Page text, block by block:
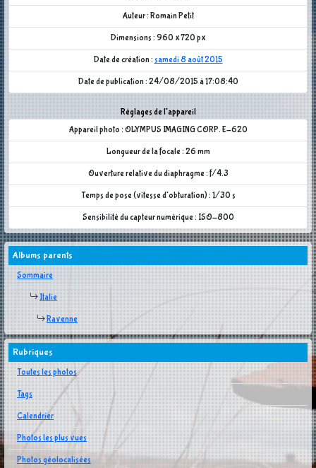
Auteur : Romain Petit
Dimensions : 960 x 720 px
Date de création : samedi 8 août 2015
Date de publication : 24/08/2015 à 17:08:40
Réglages de l'appareil
Appareil photo : OLYMPUS IMAGING CORP. E-620
Longueur de la focale : 26 mm
Ouverture relative du diaphragme : f/4.3
Temps de pose (vitesse d'obturation) : 1/30 s
Sensibilité du capteur numérique : ISO-800
Albums parents
Sommaire
Italie
Ravenne
Rubriques
Toutes les photos
Tags
Calendrier
Photos les plus vues
Photos géolocalisées